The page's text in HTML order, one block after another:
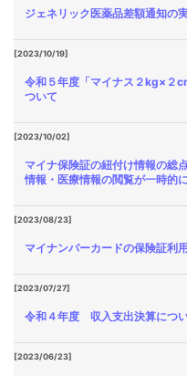
ジェネリック医薬品差額通知の
[2023/10/19]
令和５年度「マイナス２kg×２
ついて
[2023/10/02]
マイナ保険証の紐付け情報の総
情報・医療情報の閲覧が一時的
[2023/08/23]
マイナンバーカードの保険証利
[2023/07/27]
令和４年度 収入支出決算につ
[2023/06/23]